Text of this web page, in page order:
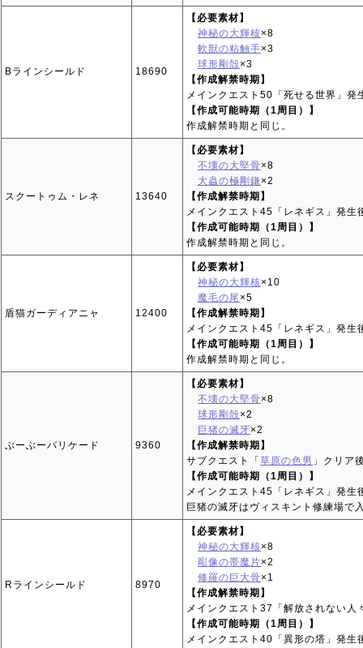
Bラインシールド 18690
【必要素材】
神秘の大輝核×8
軟獣の粘触手×3
球形剛殻×3
【作成解禁時期】
メインクエスト50「死せる世界」発
【作成可能時期（1周目）】
作成解禁時期と同じ。
スクートゥム・レネ 13640
【必要素材】
不壊の大堅骨×8
大蟲の極剛鎌 ×2
【作成解禁時期】
メインクエスト45「レネギス」発生
【作成可能時期（1周目）】
作成解禁時期と同じ。
盾猫ガーディアニャ 12400
【必要素材】
神秘の大輝核×10
魔毛の尾×5
【作成解禁時期】
メインクエスト45「レネギス」発生
【作成可能時期（1周目）】
作成解禁時期と同じ。
ぶーぶーバリケード 9360
【必要素材】
不壊の大堅骨×8
球形剛殻×2
巨猪の滅牙×2
【作成解禁時期】
サブクエスト「 草原の色男 」クリア
【作成可能時期（1周目）】
メインクエスト45「レネギス」発生
巨猪の滅牙はヴィスキント修練場で
Rラインシールド 8970
【必要素材】
神秘の大輝核×8
彫像の帯魔片×2
修羅の巨大骨×1
【作成解禁時期】
メインクエスト37「解放されない人
【作成可能時期（1周目）】
メインクエスト40「異形の塔」発生